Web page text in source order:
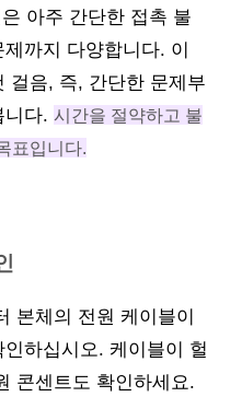
아주 간단한 접촉 불
까지 다양합니다. 이
걸음, 즉, 간단한 문제부
니다. 시간을 절약하고 불
표입니다.
본체의 전원 케이블이
하십시오. 케이블이 헐
콘센트도 확인하세요.